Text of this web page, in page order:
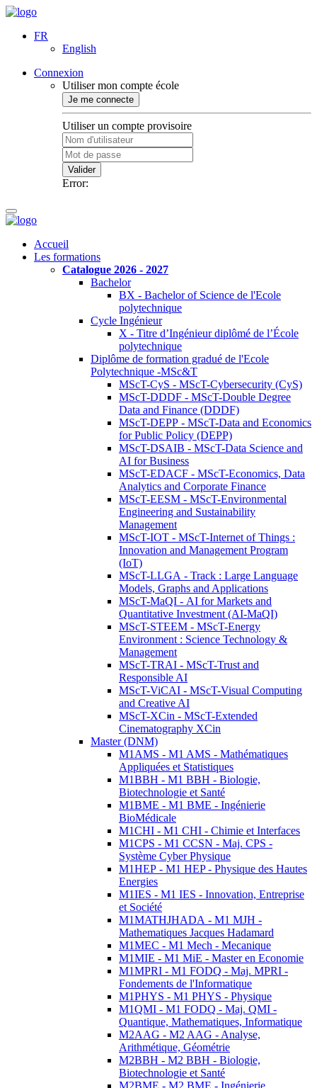
FR
English
Connexion
Utiliser mon compte école
Je me connecte
Utiliser un compte provisoire
Valider
Error:
Accueil
Les formations
Catalogue 2026 - 2027
Bachelor
BX - Bachelor of Science de l'Ecole
polytechnique
Cycle Ingénieur
X - Titre d’Ingénieur diplômé de l’École
polytechnique
Diplôme de formation gradué de l'Ecole
Polytechnique -MSc&T
MScT-CyS - MScT-Cybersecurity (CyS)
MScT-DDDF - MScT-Double Degree
Data and Finance (DDDF)
MScT-DEPP - MScT-Data and Economics
for Public Policy (DEPP)
MScT-DSAIB - MScT-Data Science and
AI for Business
MScT-EDACF - MScT-Economics, Data
Analytics and Corporate Finance
MScT-EESM - MScT-Environmental
Engineering and Sustainability
Management
MScT-IOT - MScT-Internet of Things :
Innovation and Management Program
(IoT)
MScT-LLGA - Track : Large Language
Models, Graphs and Applications
MScT-MaQI - AI for Markets and
Quantitative Investment (AI-MaQI)
MScT-STEEM - MScT-Energy
Environment : Science Technology &
Management
MScT-TRAI - MScT-Trust and
Responsible AI
MScT-ViCAI - MScT-Visual Computing
and Creative AI
MScT-XCin - MScT-Extended
Cinematography XCin
Master (DNM)
M1AMS - M1 AMS - Mathématiques
Appliquées et Statistiques
M1BBH - M1 BBH - Biologie,
Biotechnologie et Santé
M1BME - M1 BME - Ingénierie
BioMédicale
M1CHI - M1 CHI - Chimie et Interfaces
M1CPS - M1 CCSN - Maj. CPS -
Système Cyber Physique
M1HEP - M1 HEP - Physique des Hautes
Energies
M1IES - M1 IES - Innovation, Entreprise
et Société
M1MATHJHADA - M1 MJH -
Mathematiques Jacques Hadamard
M1MEC - M1 Mech - Mecanique
M1MIE - M1 MiE - Master en Economie
M1MPRI - M1 FODQ - Maj. MPRI -
Fondements de l'Informatique
M1PHYS - M1 PHYS - Physique
M1QMI - M1 FODQ - Maj. QMI -
Quantique, Mathematiques, Informatique
M2AAG - M2 AAG - Analyse,
Arithmétique, Géométrie
M2BBH - M2 BBH - Biologie,
Biotechnologie et Santé
M2BME - M2 BME - Ingénierie